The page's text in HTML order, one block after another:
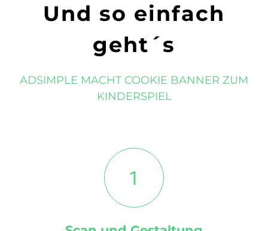
Und so einfach
geht´s
ADSIMPLE MACHT COOKIE BANNER ZUM
KINDERSPIEL
1